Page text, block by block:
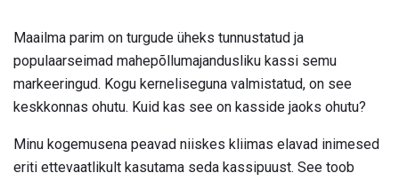
Maailma parim on turgude üheks tunnustatud ja
populaarseimad mahepõllumajandusliku kassi semu
markeeringud. Kogu kerneliseguna valmistatud, on see
keskkonnas ohutu. Kuid kas see on kasside jaoks ohutu?
Minu kogemusena peavad niiskes kliimas elavad inimesed
eriti ettevaatlikult kasutama seda kassipuust. See toob